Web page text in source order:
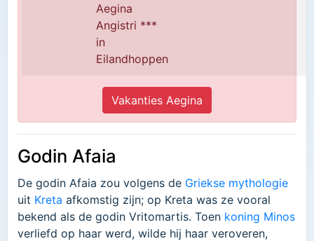
Aegina
Angistri ***
in
Eilandhoppen
Vakanties Aegina
Godin Afaia
De godin Afaia zou volgens de Griekse mythologie
uit Kreta afkomstig zijn; op Kreta was ze vooral
bekend als de godin Vritomartis. Toen koning Minos
verliefd op haar werd, wilde hij haar veroveren,